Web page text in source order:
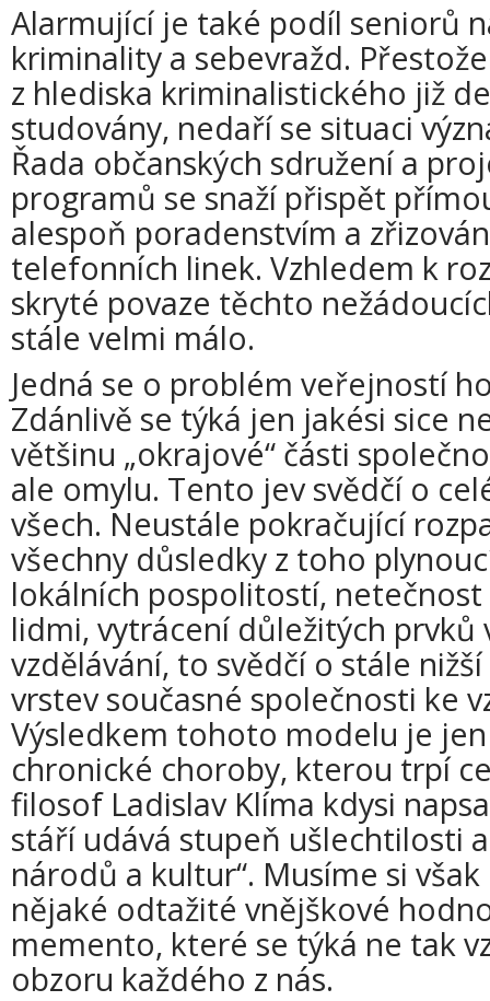
Alarmující je také podíl seniorů
kriminality a sebevražd.
z hlediska kriminalistického již
studovány, nedaří se situaci
Řada občanských sdružení a
programů se snaží přispět
alespoň poradenstvím a
telefonních linek. Vzhledem k
skryté povaze těchto
stále velmi málo.
Jedná se o problém veřejností
Zdánlivě se týká jen jakési sice
většinu „okrajové“ části
ale omylu. Tento jev svědčí o
všech. Neustále pokračující
všechny důsledky z toho
lokálních pospolitostí,
lidmi, vytrácení důležitých prvků
vzdělávání, to svědčí o stále
vrstev současné společnosti ke
Výsledkem tohoto modelu je
chronické choroby, kterou trpí
filosof Ladislav Klíma kdysi
stáří udává stupeň ušlechtilosti
národů a kultur“. Musíme si
nějaké odtažité vnějškové
memento, které se týká ne tak
obzoru každého z nás.